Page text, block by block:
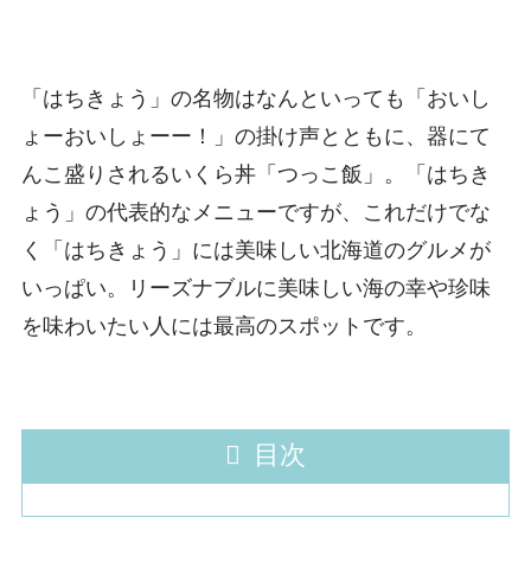
「はちきょう」の名物はなんといっても「おいし
ょーおいしょーー！」の掛け声とともに、器にて
んこ盛りされるいくら丼「つっこ飯」。「はちき
ょう」の代表的なメニューですが、これだけでな
く「はちきょう」には美味しい北海道のグルメが
いっぱい。リーズナブルに美味しい海の幸や珍味
を味わいたい人には最高のスポットです。
目次